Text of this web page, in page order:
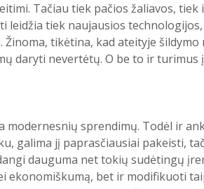
Tačiau tiek pačios žaliavos,
leidžia tiek naujausios
tikėtina, kad ateityje
daryti nevertėtų. O be to ir
sprendimų. Todėl ir
galima jį paprasčiausiai pakeisti,
dauguma net tokių sudėtingų
ekonomiškumą, bet ir modifikuoti